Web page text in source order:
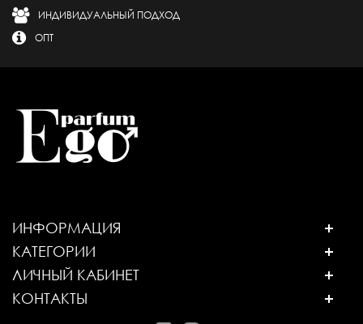
ИНДИВИДУАЛЬНЫЙ ПОДХОД
ОПТ
ИНФОРМАЦИЯ
КАТЕГОРИИ
ЛИЧНЫЙ КАБИНЕТ
КОНТАКТЫ